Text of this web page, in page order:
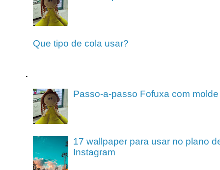
Que tipo de cola usar?
.
Passo-a-passo Fofuxa com molde
17 wallpaper para usar no plano
Instagram